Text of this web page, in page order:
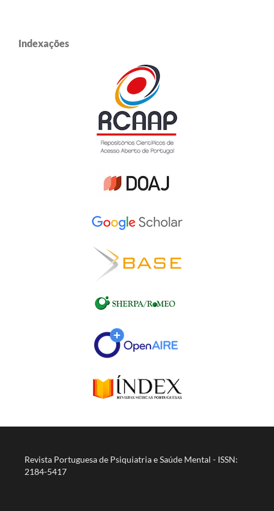
Indexações
Revista Portuguesa de Psiquiatria e Saúde Mental - ISSN:
2184-5417